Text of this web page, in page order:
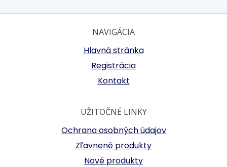
NAVIGÁCIA
Hlavná stránka
Registrácia
Kontakt
UŽITOČNÉ LINKY
Ochrana osobných údajov
Zľavnené produkty
Nové produkty